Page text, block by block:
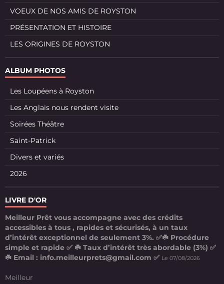
VOEUX DE NOS AMIS DE ROYSTON
PRÉSENTATION ET HISTOIRE
LES ORIGINES DE ROYSTON
ALBUM PHOTOS
Les Loupéens à Royston
Les Anglais nous rendent visite
Soirées Théâtre
Saint-Patrick
Divers et variés
2026
LIVRE D'OR
Meilleur Prêt vous accompagne avec des crédits
accessibles à tous , rapides et sécurisés, à un taux
d’intérêt exceptionnel de seulement 3%. ✅☘️ Procédure
simple et rapide ✅ ☘️ Taux d’intérêt très abordable (3%) ✅
☘️ Email : info.meilleurprets@gmail.com ✅ Le 07/08/2026
Meilleur